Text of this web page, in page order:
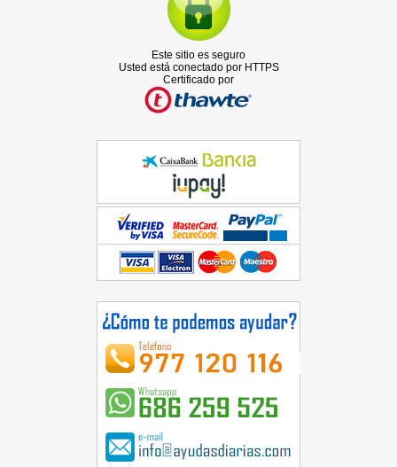
Este sitio es seguro
Usted está conectado por HTTPS
Certificado por